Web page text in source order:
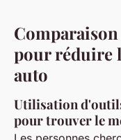
pour réduire
auto
Utilisation
pour trouver le